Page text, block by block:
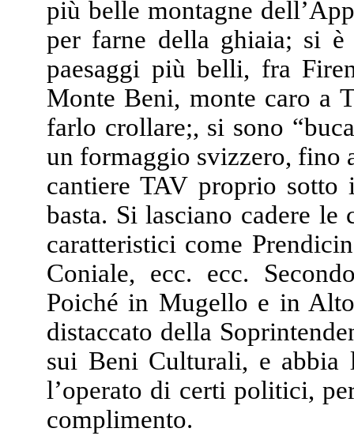
più belle montagne
per farne della ghiaia; si è
paesaggi più belli, fra
Monte Beni, monte caro a
farlo crollare;, si sono
un formaggio svizzero, fino
cantiere TAV proprio sotto
basta. Si lasciano cadere
caratteristici come
Coniale, ecc. ecc.
Poiché in Mugello e in
distaccato della
sui Beni Culturali, e abbia
l’operato di certi politici,
complimento.